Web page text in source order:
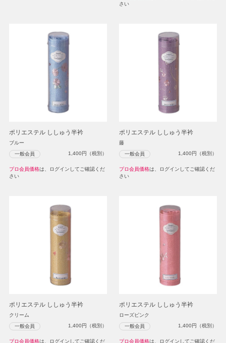
さい
ポリエステル ししゅう半衿
ブルー
一般会員 1,400円（税別）
プロ会員価格は、ログインしてご確認くだ
さい
ポリエステル ししゅう半衿
藤
一般会員 1,400円（税別）
プロ会員価格は、ログインしてご確認くだ
さい
ポリエステル ししゅう半衿
クリーム
一般会員 1,400円（税別）
プロ会員価格は、ログインしてご確認くだ
ポリエステル ししゅう半衿
ローズピンク
一般会員 1,400円（税別）
プロ会員価格は、ログインしてご確認くだ